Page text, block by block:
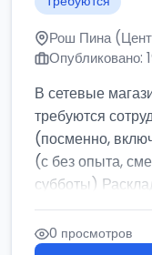
Рош Пина
Опубликовано:
В сетевые
требуются
(посменно,
(с без опыта,
субботы)
0 просмотров